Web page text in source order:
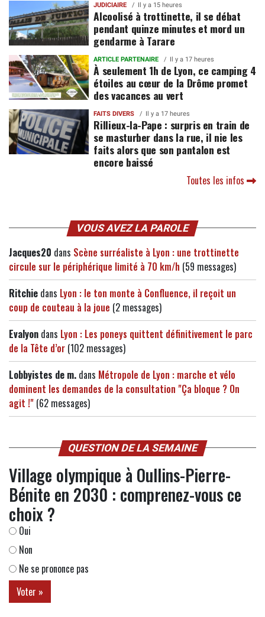
JUDICIAIRE Il y a 15 heures
Alcoolisé à trottinette, il se débat
pendant quinze minutes et mord un
gendarme à Tarare
ARTICLE PARTENAIRE Il y a 17 heures
À seulement 1h de Lyon, ce camping 4
étoiles au cœur de la Drôme promet
des vacances au vert
FAITS DIVERS Il y a 17 heures
Rillieux-la-Pape : surpris en train de
se masturber dans la rue, il nie les
faits alors que son pantalon est
encore baissé
Toutes les infos
VOUS AVEZ LA PAROLE
Jacques20 dans Scène surréaliste à Lyon : une trottinette
circule sur le périphérique limité à 70 km/h (59 messages)
Ritchie dans Lyon : le ton monte à Confluence, il reçoit un
coup de couteau à la joue (2 messages)
Evalyon dans Lyon : Les poneys quittent définitivement le parc
de la Tête d’or (102 messages)
Lobbyistes de m. dans Métropole de Lyon : marche et vélo
dominent les demandes de la consultation "Ça bloque ? On
agit !" (62 messages)
QUESTION DE LA SEMAINE
Village olympique à Oullins-Pierre-
Bénite en 2030 : comprenez-vous ce
choix ?
Oui
Non
Ne se prononce pas